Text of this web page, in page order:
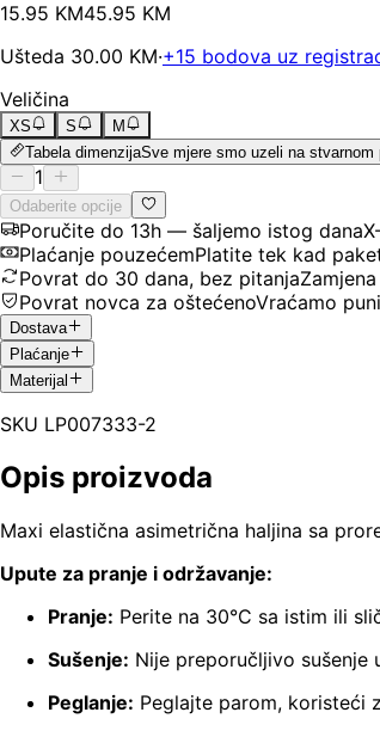
15.95 KM45.95 KM
Ušteda 30.00 KM·+15 bodova uz
Veličina
XS S
M
Tabela dimenzijaSve mjere smo uzeli na stvarnom
1
Odaberite opcije
Poručite do 13h — šaljemo istog dana
Plaćanje pouzećemPlatite tek kad
Povrat do 30 dana, bez pitanja
Povrat novca za oštećenoVraćamo
Dostava
Plaćanje
Materijal
SKU LP007333-2
Opis proizvoda
Maxi elastična asimetrična haljina sa
Upute za pranje i održavanje:
Pranje: Perite na 30°C sa istim ili
Sušenje: Nije preporučljivo sušenje
Peglanje: Peglajte parom, koristeći